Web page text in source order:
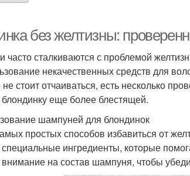
без желтизны:
часто сталкиваются с проблемой
некачественных средств для
стоит отчаиваться, есть несколько
блондинку еще более блестящей.
шампуней для блондинок
простых способов избавиться от
ингредиенты, которые
на состав шампуня, чтобы